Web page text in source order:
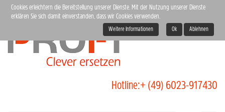
Hotline:+ (49) 6023-917430
Cookies erleichtern die Bereitstellung unserer Dienste. Mit der Nutzung unserer Dienste
erklären Sie sich damit einverstanden, dass wir Cookies verwenden.
Weitere Informationen Ok Ablehnen